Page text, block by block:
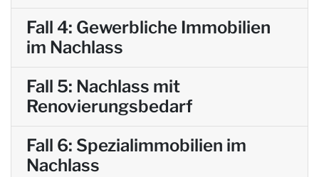
Fall 4: Gewerbliche Immobilien
im Nachlass
Fall 5: Nachlass mit
Renovierungsbedarf
Fall 6: Spezialimmobilien im
Nachlass